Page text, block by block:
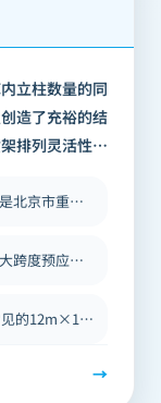
立柱数量的同
造了充裕的结
排列灵活性，
北京东南高速公路智慧物流港是北京市重点推进的现代物流基础设施项目，由北京首发集团旗下智慧物流公司开发运营。项目定位为…
在北京市的行政审批体系中，超大跨度预应力楼板属于"超限结构"范畴，需经超限审查专家委员会专项论证。BICP为本项目提…
12.7米柱距的选型逻辑。 与常见的12m×12m或12m×10m标准柱网相比，12.7米柱距的设定源于本项目货架系…
→